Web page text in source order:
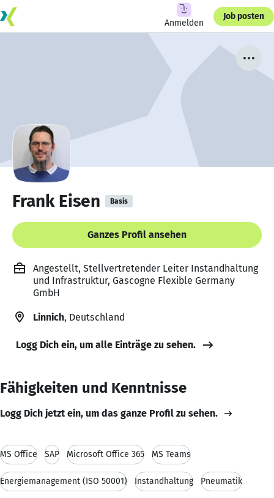
Anmelden
Job posten
Frank Eisen Basis
Ganzes Profil ansehen
Angestellt, Stellvertretender Leiter Instandhaltung
und Infrastruktur, Gascogne Flexible Germany
GmbH
Linnich, Deutschland
Logg Dich ein, um alle Einträge zu sehen.
Fähigkeiten und Kenntnisse
Logg Dich jetzt ein, um das ganze Profil zu sehen.
MS Office SAP Microsoft Office 365 MS Teams
Energiemanagement (ISO 50001) Instandhaltung Pneumatik